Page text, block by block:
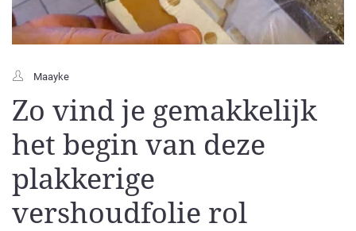
Maayke
Zo vind je gemakkelijk
het begin van deze
plakkerige
vershoudfolie rol